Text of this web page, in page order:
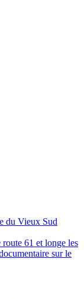
du Vieux Sud
61 et longe les
sur le